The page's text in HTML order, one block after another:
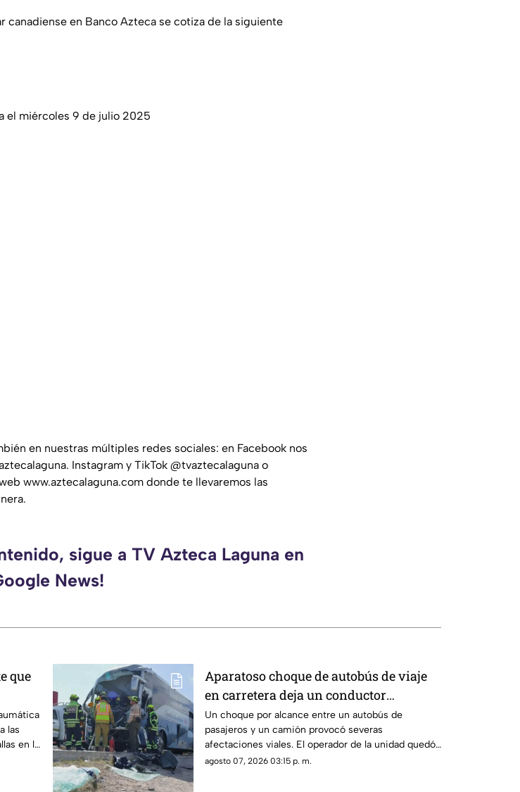
canadiense en Banco Azteca se cotiza de la siguiente
el miércoles 9 de julio 2025
en nuestras múltiples redes sociales: en Facebook nos
Instagram y TikTok @tvaztecalaguna o
www.aztecalaguna.com donde te llevaremos las
sigue a TV Azteca Laguna en
News!
que
las
en la
Aparatoso choque de autobús de viaje
en carretera deja un conductor
prensado y dos heridos
Un choque por alcance entre un autobús de
pasajeros y un camión provocó severas
afectaciones viales. El operador de la unidad quedó
prensado tras el golpe.
agosto 07, 2026 03:15 p. m.